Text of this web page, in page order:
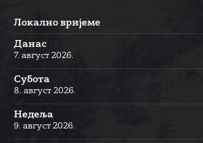
Локално вријеме
Данас
7. август 2026.
Субота
8. август 2026.
Недеља
9. август 2026.